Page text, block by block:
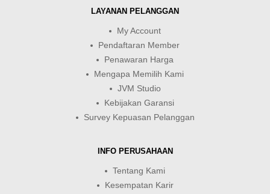
LAYANAN PELANGGAN
My Account
Pendaftaran Member
Penawaran Harga
Mengapa Memilih Kami
JVM Studio
Kebijakan Garansi
Survey Kepuasan Pelanggan
INFO PERUSAHAAN
Tentang Kami
Kesempatan Karir